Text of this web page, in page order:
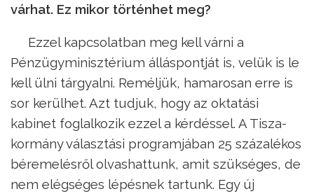
várhat. Ez mikor történhet meg?
Ezzel kapcsolatban meg kell várni a
Pénzügyminisztérium álláspontját is, velük is le
kell ülni tárgyalni. Reméljük, hamarosan erre is
sor kerülhet. Azt tudjuk, hogy az oktatási
kabinet foglalkozik ezzel a kérdéssel. A Tisza-
kormány választási programjában 25 százalékos
béremelésről olvashattunk, amit szükséges, de
nem elégséges lépésnek tartunk. Egy új